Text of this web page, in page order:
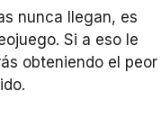
nunca llegan, es
Si a eso le
obteniendo el peor